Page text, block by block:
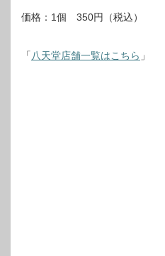
価格：1個 350円（税込）
「 八天堂店舗一覧はこちら 」